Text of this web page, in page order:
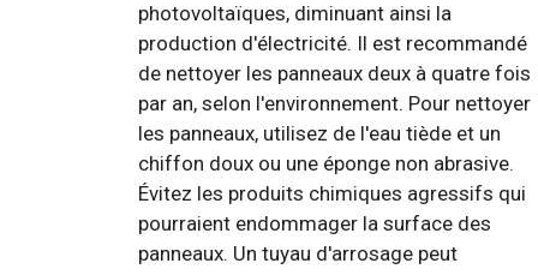
photovoltaïques, diminuant ainsi la
production d'électricité. Il est recommandé
de nettoyer les panneaux deux à quatre fois
par an, selon l'environnement. Pour nettoyer
les panneaux, utilisez de l'eau tiède et un
chiffon doux ou une éponge non abrasive.
Évitez les produits chimiques agressifs qui
pourraient endommager la surface des
panneaux. Un tuyau d'arrosage peut